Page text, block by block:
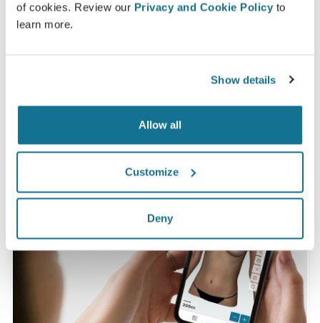
of cookies. Review our Privacy and Cookie Policy to
learn more.
Show details
Allow all
Customize
Deny
的3D模拟之后，她们要么满足，要么非常满意她们的
*在线调查显示：在瑞士，2010年5月-2011年9月经历过隆胸手术的